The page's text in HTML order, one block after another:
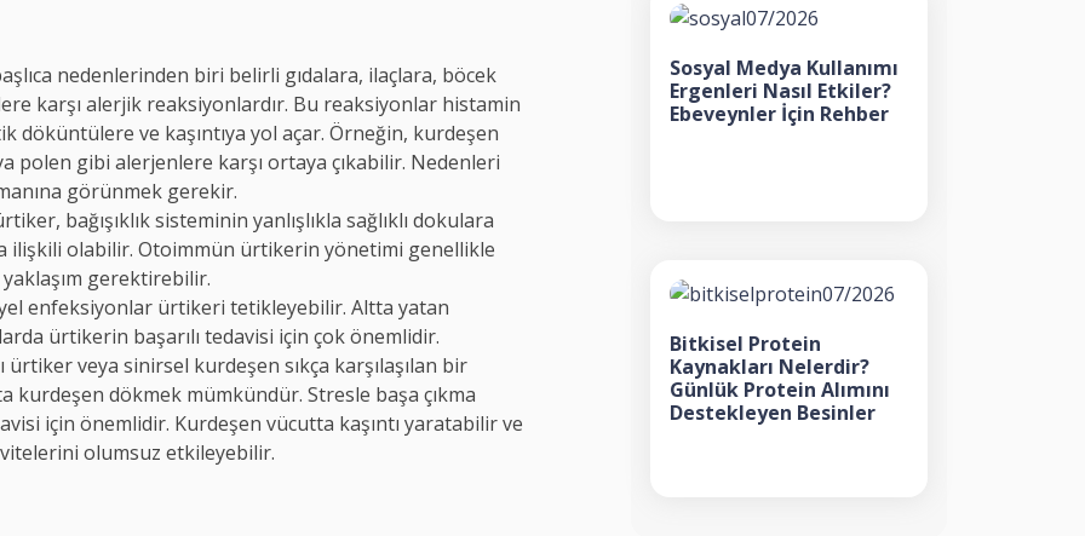
nedenlerinden biri belirli gıdalara, ilaçlara, böcek
karşı alerjik reaksiyonlardır. Bu reaksiyonlar histamin
döküntülere ve kaşıntıya yol açar. Örneğin, kurdeşen
polen gibi alerjenlere karşı ortaya çıkabilir. Nedenleri
görünmek gerekir.
bağışıklık sisteminin yanlışlıkla sağlıklı dokulara
ilişkili olabilir. Otoimmün ürtikerin yönetimi genellikle
gerektirebilir.
enfeksiyonlar ürtikeri tetikleyebilir. Altta yatan
ürtikerin başarılı tedavisi için çok önemlidir.
ürtiker veya sinirsel kurdeşen sıkça karşılaşılan bir
kurdeşen dökmek mümkündür. Stresle başa çıkma
için önemlidir. Kurdeşen vücutta kaşıntı yaratabilir ve
olumsuz etkileyebilir.
Sosyal Medya Kullanımı
Ergenleri Nasıl Etkiler?
Ebeveynler İçin Rehber
Bitkisel Protein
Kaynakları Nelerdir?
Günlük Protein Alımını
Destekleyen Besinler